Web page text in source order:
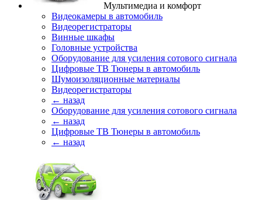
Мультимедиа и комфорт
Видеокамеры в автомобиль
Видеорегистраторы
Винные шкафы
Головные устройства
Оборудование для усиления сотового сигнала
Цифровые ТВ Тюнеры в автомобиль
Шумоизоляционные материалы
Видеорегистраторы
← назад
Оборудование для усиления сотового сигнала
← назад
Цифровые ТВ Тюнеры в автомобиль
← назад